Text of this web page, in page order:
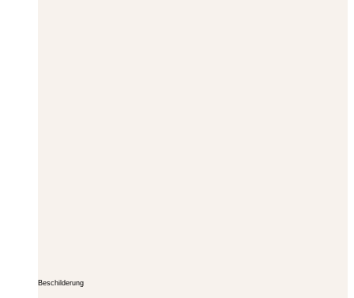
Beschilderung